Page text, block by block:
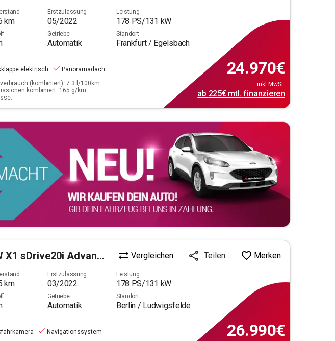
km
Erstzulassung
05/2022
Leistung
178 PS/131 kW
Getriebe
Automatik
Standort
Frankfurt / Egelsbach
elektrisch
Panoramadach
(kombiniert): 7.3 l/100km
kombiniert: 165 g/km
24.970€
inkl.MwSt.
ab 225€mtl. finanzieren
X1 sDrive20i Advantage (EURO 6d) Vergleichen Teilen Merken
km
Erstzulassung
03/2022
Leistung
178 PS/131 kW
Getriebe
Automatik
Standort
Berlin / Ludwigsfelde
Navigationssystem
26.990€